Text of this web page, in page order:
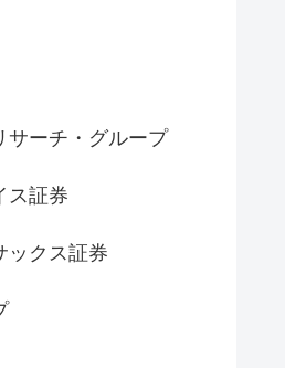
サーチ・グループ
ス証券
ックス証券